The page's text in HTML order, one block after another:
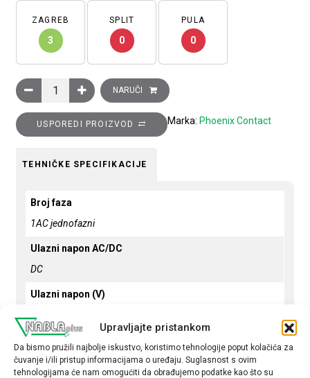
Upravljajte pristankom
Da bismo pružili najbolje iskustvo, koristimo tehnologije poput kolačića za
čuvanje i/ili pristup informacijama o uređaju. Suglasnost s ovim
tehnologijama će nam omogućiti da obrađujemo podatke kao što su
ZAGREB
3
SPLIT
0
PULA
0
Ispravljač TRIO POWER, ulaz: 1 faza, izlaz: 24 V DC/5 A, s
NARUČI
USPOREDI PROIZVOD Marka: Phoenix Contact
TEHNIČKE SPECIFIKACIJE
Broj faza
1AC jednofazni
Ulazni napon AC/DC
DC
Ulazni napon (V)
DC 99-275 V
Podesivi izlazni napon
Da